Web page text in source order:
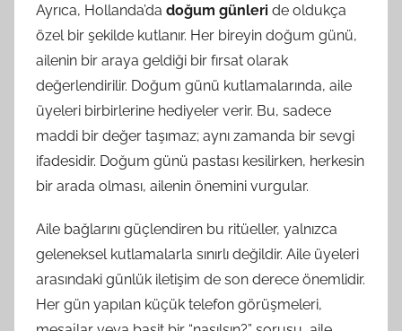
Ayrıca, Hollanda’da doğum günleri de oldukça
özel bir şekilde kutlanır. Her bireyin doğum günü,
ailenin bir araya geldiği bir fırsat olarak
değerlendirilir. Doğum günü kutlamalarında, aile
üyeleri birbirlerine hediyeler verir. Bu, sadece
maddi bir değer taşımaz; aynı zamanda bir sevgi
ifadesidir. Doğum günü pastası kesilirken, herkesin
bir arada olması, ailenin önemini vurgular.
Aile bağlarını güçlendiren bu ritüeller, yalnızca
geleneksel kutlamalarla sınırlı değildir. Aile üyeleri
arasındaki günlük iletişim de son derece önemlidir.
Her gün yapılan küçük telefon görüşmeleri,